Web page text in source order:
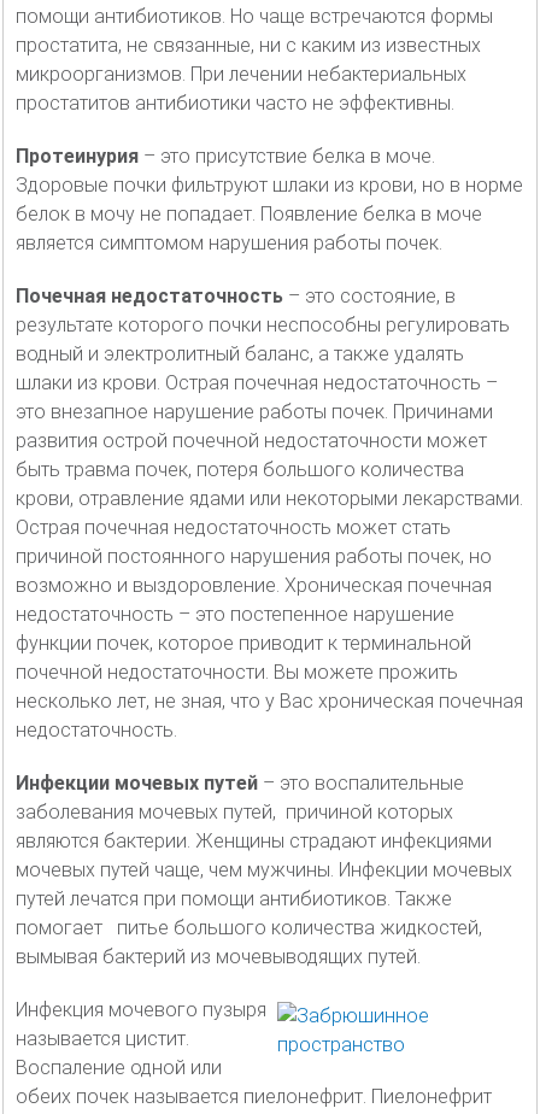
помощи антибиотиков. Но чаще встречаются формы
простатита, не связанные, ни с каким из известных
микроорганизмов. При лечении небактериальных
простатитов антибиотики часто не эффективны.
Протеинурия – это присутствие белка в моче.
Здоровые почки фильтруют шлаки из крови, но в норме
белок в мочу не попадает. Появление белка в моче
является симптомом нарушения работы почек.
Почечная недостаточность – это состояние, в
результате которого почки неспособны регулировать
водный и электролитный баланс, а также удалять
шлаки из крови. Острая почечная недостаточность –
это внезапное нарушение работы почек. Причинами
развития острой почечной недостаточности может
быть травма почек, потеря большого количества
крови, отравление ядами или некоторыми лекарствами.
Острая почечная недостаточность может стать
причиной постоянного нарушения работы почек, но
возможно и выздоровление. Хроническая почечная
недостаточность – это постепенное нарушение
функции почек, которое приводит к терминальной
почечной недостаточности. Вы можете прожить
несколько лет, не зная, что у Вас хроническая почечная
недостаточность.
Инфекции мочевых путей – это воспалительные
заболевания мочевых путей, причиной которых
являются бактерии. Женщины страдают инфекциями
мочевых путей чаще, чем мужчины. Инфекции мочевых
путей лечатся при помощи антибиотиков. Также
помогает питье большого количества жидкостей,
вымывая бактерий из мочевыводящих путей.
Инфекция мочевого пузыря
называется цистит.
Воспаление одной или
обеих почек называется пиелонефрит. Пиелонефрит